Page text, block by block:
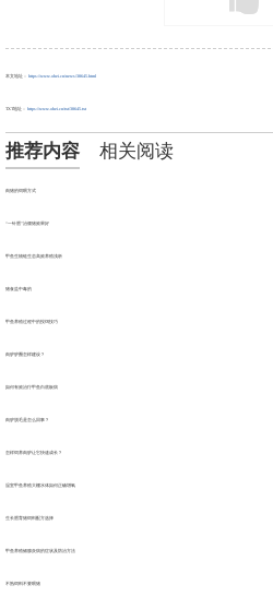
本文地址： https://www.ohei.cn/news/38645.html
TXT地址： https://www.ohei.cn/txt/38645.txt
推荐内容 相关阅读
肉猪的饲喂方式
“一针肥”治僵猪效果好
甲鱼生物链生态高效养殖浅析
猪食盐中毒的
甲鱼养殖过程中的投饵技巧
肉驴驴圈怎样建设？
如何有效治疗甲鱼白底板病
肉驴脱毛是怎么回事？
怎样饲养肉驴让它快速成长？
温室甲鱼养殖大棚水体如何正确增氧
生长肥育猪饲料配方选择
甲鱼养殖鳃腺炎病的症状及防治方法
不熟饲料不要喂猪